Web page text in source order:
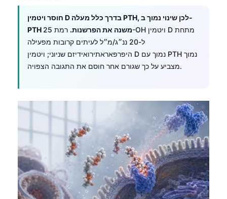
חוסר ויטמין D בדרך כלל מעלה PTH, לכן שינוי נמוך ב-
PTH משנה את הפרשנות.
רמת 25-OH ויטמין D מתחת
ל-20 ננ״ג/מ״ל לעיתים קרובות מפעילה
היפרפאראתירואידיזם שניוני; ויטמין D נמוך עם PTH נמוך
מצביע על כך שגורם אחר חוסם את התגובה הצפויה.